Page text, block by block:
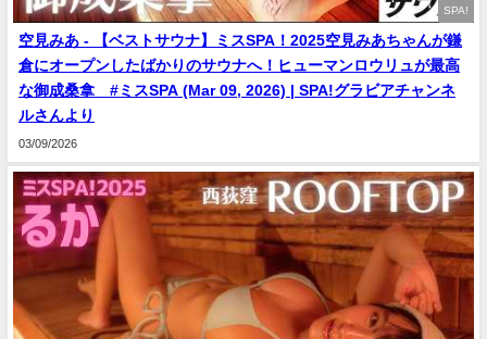
SPA!
空見みあ - 【ベストサウナ】ミスSPA！2025空見みあちゃんが鎌
倉にオープンしたばかりのサウナへ！ヒューマンロウリュが最高
な御成桑拿 #ミスSPA (Mar 09, 2026) | SPA!グラビアチャンネ
ルさんより
03/09/2026